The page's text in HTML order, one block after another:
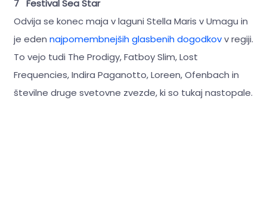
7 Festival Sea Star
Odvija se konec maja v laguni Stella Maris v Umagu in
je eden najpomembnejših glasbenih dogodkovv regiji.
To vejo tudi The Prodigy, Fatboy Slim, Lost
Frequencies, Indira Paganotto, Loreen, Ofenbach in
številne druge svetovne zvezde, ki so tukaj nastopale.